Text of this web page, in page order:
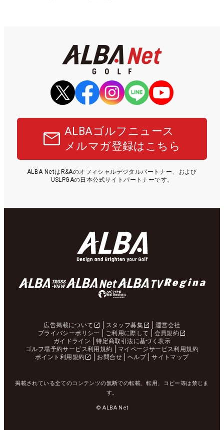
ALBAゴルフニュース
メルマガ登録はこちら
ALBA NetはR&Aのオフィシャルデジタルパートナー、および
USLPGAの日本公式サイトパートナーです。
広告掲載について スタッフ募集
運営会社
プライバシーポリシー
ご利用に際して
会員規約
ガイドライン
特定商取引法に基づく表示
ゴルフ場予約サービス利用規約
マイページサービス利用規約
ポイント利用規約
お問合せ ヘルプ サイトマップ
掲載されている全てのコンテンツの無断での転載、転用、コピー等は禁じま
す。
© ALBA Net